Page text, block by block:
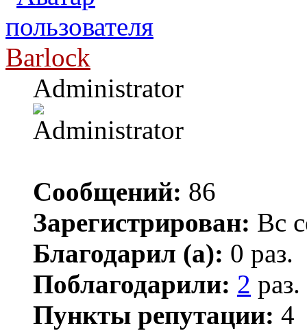
Barlock
Administrator
Сообщений: 86
Зарегистрирован: Вс
Благодарил (а): 0 раз.
Поблагодарили: 2 раз.
Пункты репутации: 4